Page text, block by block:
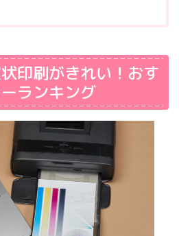
印刷がきれい！おす
ランキング